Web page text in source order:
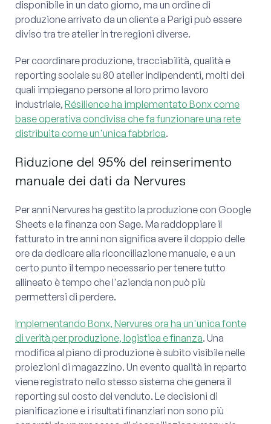
disponibile in un dato giorno, ma un ordine di
produzione arrivato da un cliente a Parigi può essere
diviso tra tre atelier in tre regioni diverse.
Per coordinare produzione, tracciabilità, qualità e
reporting sociale su 80 atelier indipendenti, molti dei
quali impiegano persone al loro primo lavoro
industriale, Résilience ha implementato Bonx come
base operativa condivisa che fa funzionare una rete
distribuita come un'unica fabbrica.
Riduzione del 95% del reinserimento
manuale dei dati da Nervures
Per anni Nervures ha gestito la produzione con Google
Sheets e la finanza con Sage. Ma raddoppiare il
fatturato in tre anni non significa avere il doppio delle
ore da dedicare alla riconciliazione manuale, e a un
certo punto il tempo necessario per tenere tutto
allineato è tempo che l'azienda non può più
permettersi di perdere.
Implementando Bonx, Nervures ora ha un'unica fonte
di verità per produzione, logistica e finanza. Una
modifica al piano di produzione è subito visibile nelle
proiezioni di magazzino. Un evento qualità in reparto
viene registrato nello stesso sistema che genera il
reporting sul costo del venduto. Le decisioni di
pianificazione e i risultati finanziari non sono più